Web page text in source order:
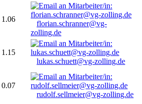
1.06
florian.schranner@vg-
zolling.de
1.15
lukas.schuett@vg-zolling.de
0.07
rudolf.sellmeier@vg-zolling.de